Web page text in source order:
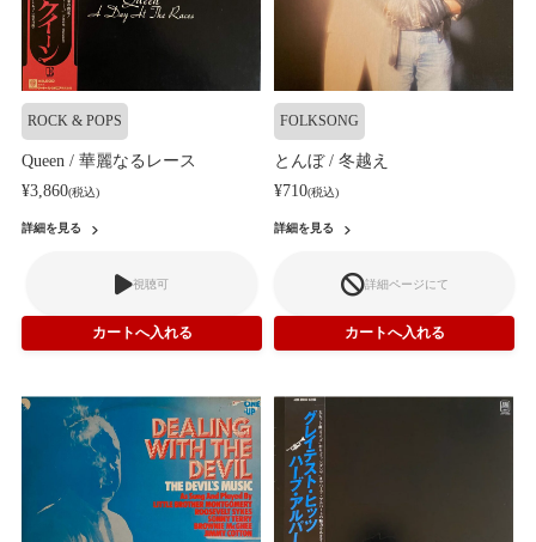
ROCK & POPS
Queen / 華麗なるレース
¥3,860(税込)
詳細を見る
視聴可
FOLKSONG
とんぼ / 冬越え
¥710(税込)
詳細を見る
詳細ページにて